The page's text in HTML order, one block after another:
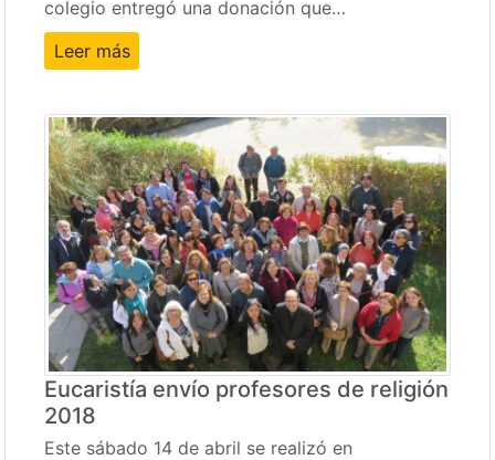
colegio entregó una donación que…
Leer más
Eucaristía envío profesores de religión
2018
Este sábado 14 de abril se realizó en